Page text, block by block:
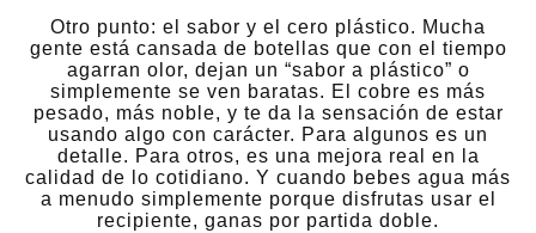
Otro punto: el sabor y el cero plástico. Mucha
gente está cansada de botellas que con el tiempo
agarran olor, dejan un “sabor a plástico” o
simplemente se ven baratas. El cobre es más
pesado, más noble, y te da la sensación de estar
usando algo con carácter. Para algunos es un
detalle. Para otros, es una mejora real en la
calidad de lo cotidiano. Y cuando bebes agua más
a menudo simplemente porque disfrutas usar el
recipiente, ganas por partida doble.